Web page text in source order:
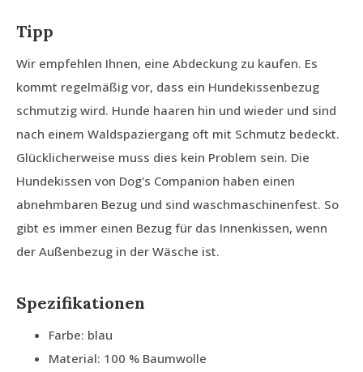
Tipp
Wir empfehlen Ihnen, eine Abdeckung zu kaufen. Es
kommt regelmäßig vor, dass ein Hundekissenbezug
schmutzig wird. Hunde haaren hin und wieder und sind
nach einem Waldspaziergang oft mit Schmutz bedeckt.
Glücklicherweise muss dies kein Problem sein. Die
Hundekissen von Dog's Companion haben einen
abnehmbaren Bezug und sind waschmaschinenfest. So
gibt es immer einen Bezug für das Innenkissen, wenn
der Außenbezug in der Wäsche ist.
Spezifikationen
Farbe: blau
Material: 100 % Baumwolle